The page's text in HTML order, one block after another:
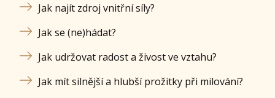
Jak najít zdroj vnitřní síly?
Jak se (ne)hádat?
Jak udržovat radost a živost ve vztahu?
Jak mít silnější a hlubší prožitky při milování?